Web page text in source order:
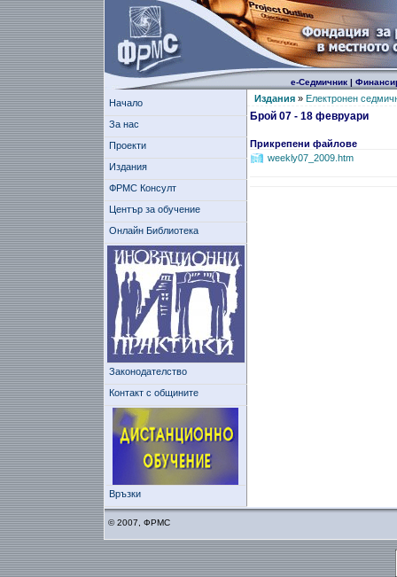
е-Седмичник|
Начало
За нас
Проекти
Издания
ФРМС Консулт
Център за обучение
Онлайн Библиотека
Законодателство
Контакт с общините
Връзки
Издания» Електронен
Брой 07 - 18 февруари
Прикрепени файлове
weekly07_2009.htm
© 2007, ФРМС